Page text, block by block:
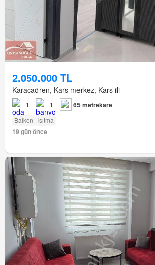
2.050.000 TL
Karacaören, Kars merkez, Kars ili
1 1 65 metrekare
Balkon Isıtma
19 gün önce